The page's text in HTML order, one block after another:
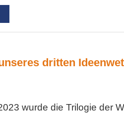
dritten
wurde die Trilogie der